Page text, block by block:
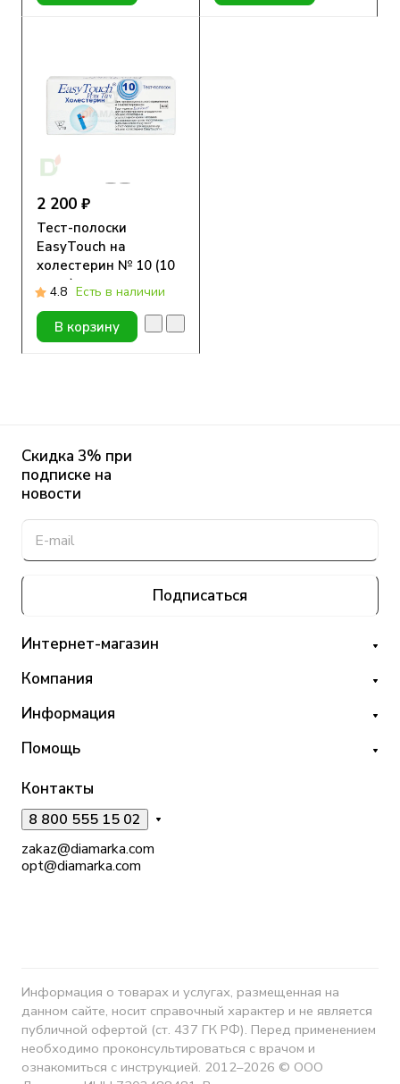
2 200 ₽
Тест-полоски
EasyTouch на
холестерин № 10 (10
штук)
4.8 Есть в наличии
В корзину
Скидка 3% при
подписке на
новости
Подписаться
Интернет-магазин
Компания
Информация
Помощь
Контакты
8 800 555 15 02
zakaz@diamarka.com
opt@diamarka.com
Информация о товарах и услугах, размещенная на
данном сайте, носит справочный характер и не является
публичной офертой (ст. 437 ГК РФ). Перед применением
необходимо проконсультироваться с врачом и
ознакомиться с инструкцией. 2012–2026 © ООО